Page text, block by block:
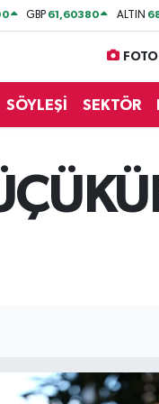
GBP 61,60380 ALTIN
FOTO
SÖYLEŞİ SEKTÖR